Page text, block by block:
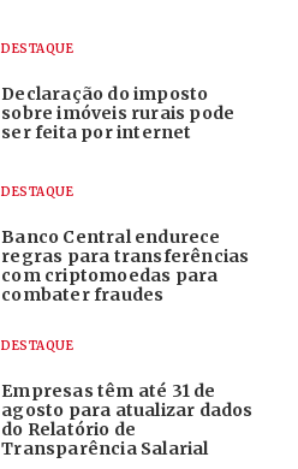
DESTAQUE
Declaração do imposto
sobre imóveis rurais pode
ser feita por internet
DESTAQUE
Banco Central endurece
regras para transferências
com criptomoedas para
combater fraudes
DESTAQUE
Empresas têm até 31 de
agosto para atualizar dados
do Relatório de
Transparência Salarial